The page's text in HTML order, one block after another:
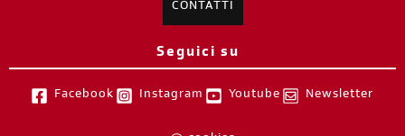
CONTATTI
Seguici su
Facebook Instagram Youtube Newsletter